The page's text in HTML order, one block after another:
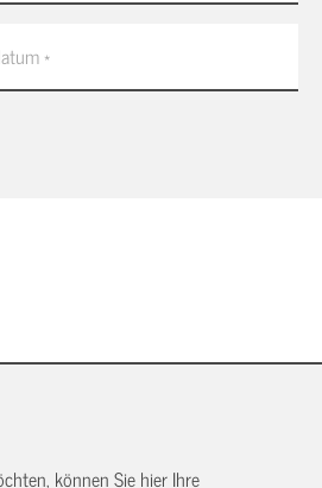
können Sie hier Ihre